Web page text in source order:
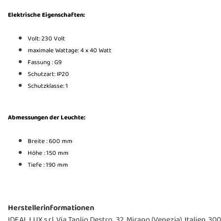
Elektrische Eigenschaften:
Volt: 230 Volt
maximale Wattage: 4 x40Watt
Fassung :G9
Schutzart: IP20
Schutzklasse:1
Abmessungen der Leuchte:
Breite : 600 mm
Höhe : 150 mm
Tiefe : 190 mm
Herstellerinformationen